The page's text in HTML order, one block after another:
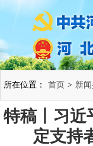
所在位置： 首页 > 新
特稿丨习近
定支持